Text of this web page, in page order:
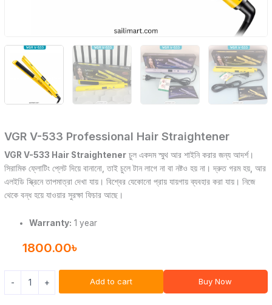
VGR V-533 Professional Hair Straightener
VGR V-533 Hair Straightener চুল একদম স্মুথ আর শাইনি করার জন্য আদর্শ।
সিরামিক ফ্লোটিং প্লেট দিয়ে বানানো, তাই চুলে টান লাগে না বা নষ্টও হয় না। দ্রুত গরম হয়, আর
এলইডি স্ক্রিনে তাপমাত্রা দেখা যায়। বিশ্বের যেকোনো প্রায় যায়গায় ব্যবহার করা যায়। নিজে
থেকে বন্ধ হয়ে যাওয়ার সুরক্ষা ফিচার আছে।
Warranty: 1 year
1800.00৳
- + Add to cart Buy Now